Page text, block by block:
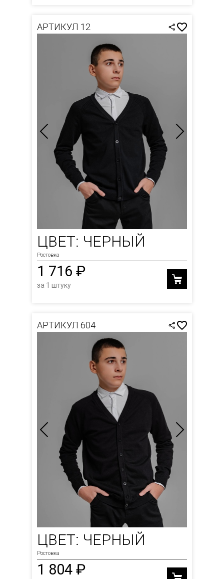
АРТИКУЛ 12
ЦВЕТ: ЧЕРНЫЙ
Ростовка
1 716 ₽
за 1 штуку
АРТИКУЛ 604
ЦВЕТ: ЧЕРНЫЙ
Ростовка
1 804 ₽